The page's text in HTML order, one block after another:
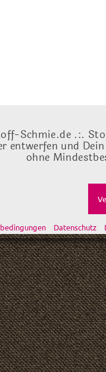
Schmie.de .:.
entwerfen und
ohne
Datenschutz